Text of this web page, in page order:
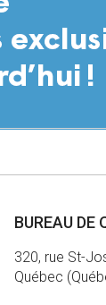
BUREAU DE
320, rue St-
Québec